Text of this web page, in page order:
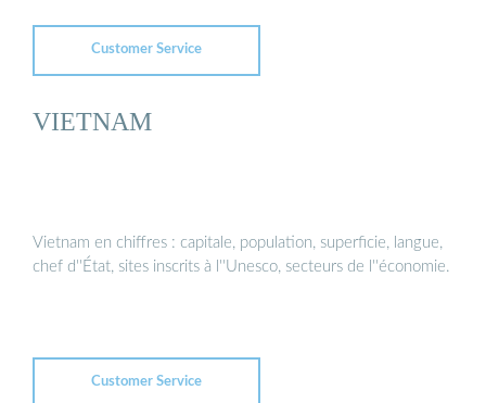
Customer Service
VIETNAM
Vietnam en chiffres : capitale, population, superficie, langue,
chef d''État, sites inscrits à l''Unesco, secteurs de l''économie.
Customer Service